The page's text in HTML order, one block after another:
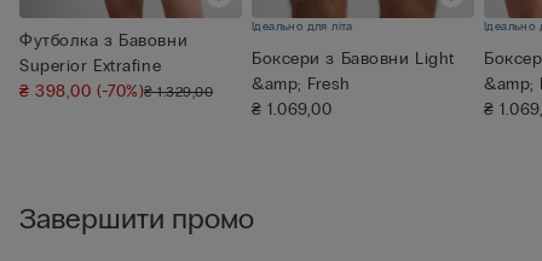
Футболка з Бавовни
Superior Extrafine
₴ 398,00(-70%)₴ 1.329,00
Ідеально для літа
Боксери з Бавовни Light
&amp; Fresh
₴ 1.069,00
Ідеально
&amp;
₴
Завершити промо